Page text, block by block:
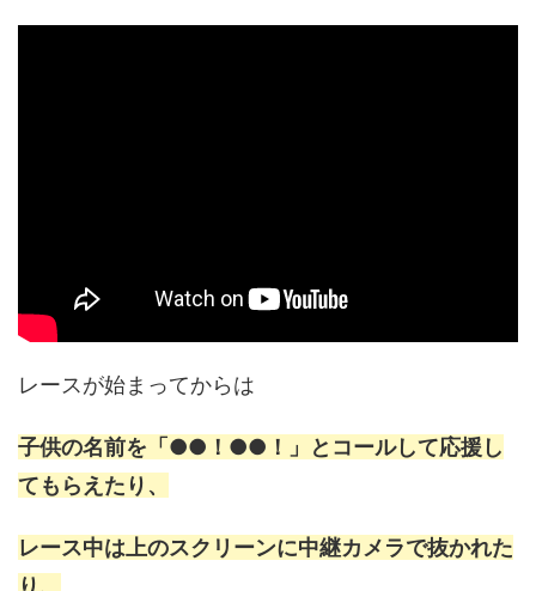
レースが始まってからは
子供の名前を「●●！●●！」とコールして応援し
てもらえたり、
レース中は上のスクリーンに中継カメラで抜かれた
り、